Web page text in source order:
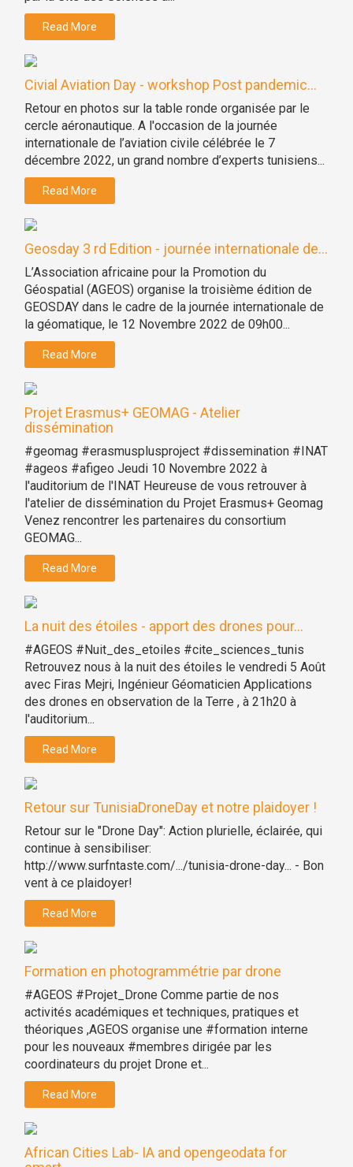
Read More
Civial Aviation Day - workshop Post pandemic...
Retour en photos sur la table ronde organisée par le
cercle aéronautique. A l'occasion de la journée
internationale de l’aviation civile célébrée le 7
décembre 2022, un grand nombre d’experts tunisiens...
Read More
Geosday 3 rd Edition - journée internationale de...
L’Association africaine pour la Promotion du
Géospatial (AGEOS) organise la troisième édition de
GEOSDAY dans le cadre de la journée internationale de
la géomatique, le 12 Novembre 2022 de 09h00...
Read More
Projet Erasmus+ GEOMAG - Atelier
dissémination
#geomag #erasmusplusproject #dissemination #INAT
#ageos #afigeo Jeudi 10 Novembre 2022 à
l'auditorium de l'INAT Heureuse de vous retrouver à
l'atelier de dissémination du Projet Erasmus+ Geomag
Venez rencontrer les partenaires du consortium
GEOMAG...
Read More
La nuit des étoiles - apport des drones pour...
#AGEOS #Nuit_des_etoiles #cite_sciences_tunis
Retrouvez nous à la nuit des étoiles le vendredi 5 Août
avec Firas Mejri, Ingénieur Géomaticien Applications
des drones en observation de la Terre , à 21h20 à
l'auditorium...
Read More
Retour sur TunisiaDroneDay et notre plaidoyer !
Retour sur le "Drone Day": Action plurielle, éclairée, qui
continue à sensibiliser:
http://www.surfntaste.com/.../tunisia-drone-day... - Bon
vent à ce plaidoyer!
Read More
Formation en photogrammétrie par drone
#AGEOS #Projet_Drone Comme partie de nos
activités académiques et techniques, pratiques et
théoriques ,AGEOS organise une #formation interne
pour les nouveaux #membres dirigée par les
coordinateurs du projet Drone et...
Read More
African Cities Lab- IA and opengeodata for